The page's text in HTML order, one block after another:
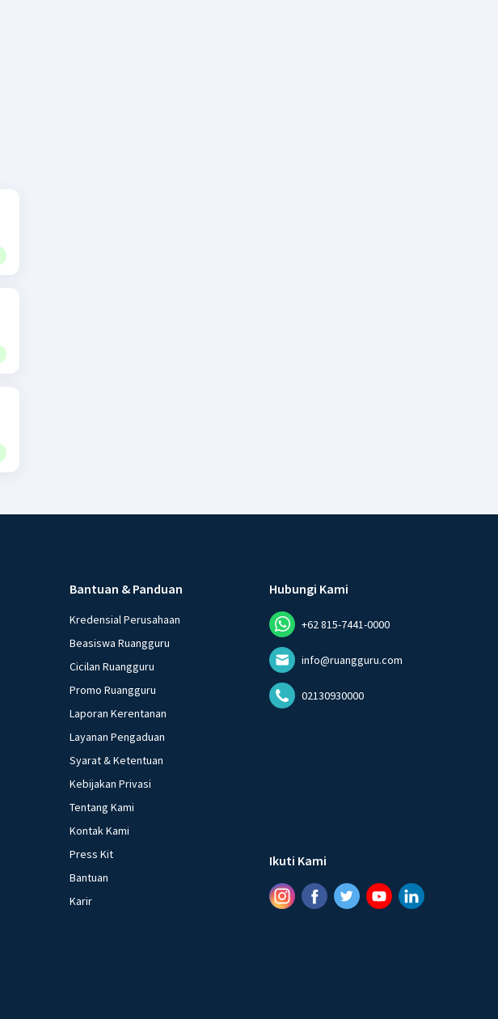
Bantuan & Panduan
Kredensial Perusahaan
Beasiswa Ruangguru
Cicilan Ruangguru
Promo Ruangguru
Laporan Kerentanan
Layanan Pengaduan
Syarat & Ketentuan
Kebijakan Privasi
Tentang Kami
Kontak Kami
Press Kit
Bantuan
Karir
Hubungi Kami
+62 815-7441-0000
info@ruangguru.com
02130930000
Ikuti Kami